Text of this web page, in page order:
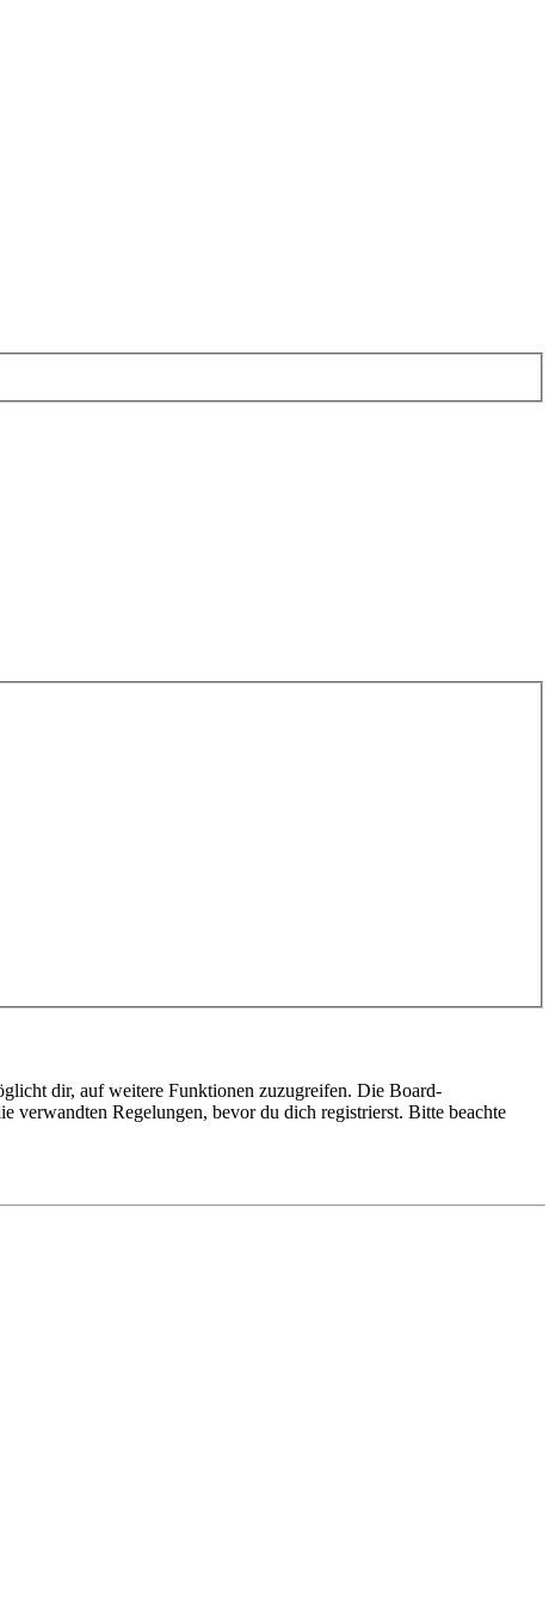
dir, auf weitere Funktionen zuzugreifen. Die Board-
verwandten Regelungen, bevor du dich registrierst. Bitte beachte